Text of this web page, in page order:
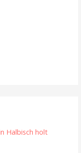
Halbisch holt